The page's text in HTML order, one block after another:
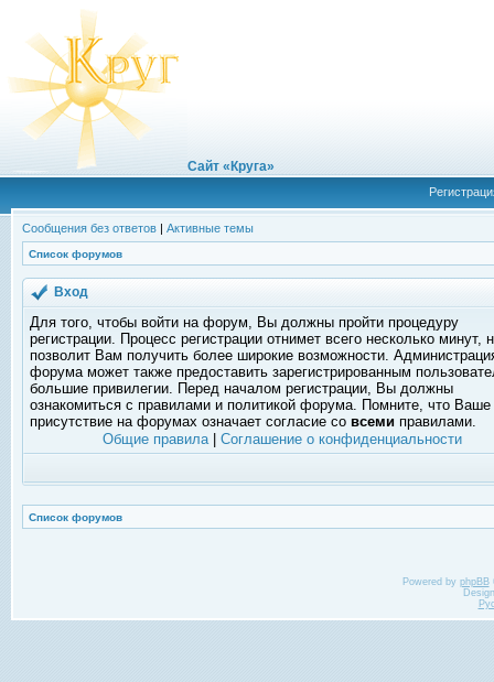
Сайт «Круга»
Сообщения без ответов | Активные темы
Список форумов
Вход
Для того, чтобы войти на форум, Вы должны пройти процедуру
регистрации. Процесс регистрации отнимет всего несколько минут,
позволит Вам получить более широкие возможности.
форума может также предоставить зарегистрированным
большие привилегии. Перед началом регистрации, Вы должны
ознакомиться с правилами и политикой форума. Помните, что Ваше
присутствие на форумах означает согласие со всеми правилами.
Общие правила| Соглашение о конфиденциальности
Список форумов
Powered by phpBB